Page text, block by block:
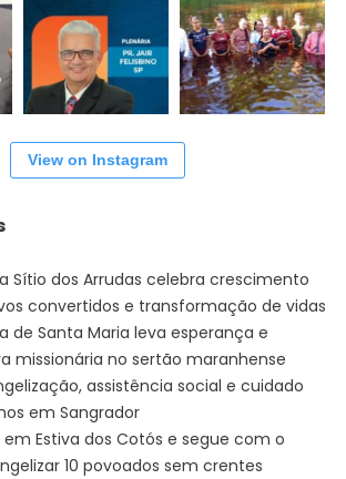
View on Instagram
Sítio dos Arrudas celebra crescimento
convertidos e transformação de vidas
de Santa Maria leva esperança e
missionária no sertão maranhense
assistência social e cuidado
em Sangrador
Estiva dos Cotós e segue com o
10 povoados sem crentes